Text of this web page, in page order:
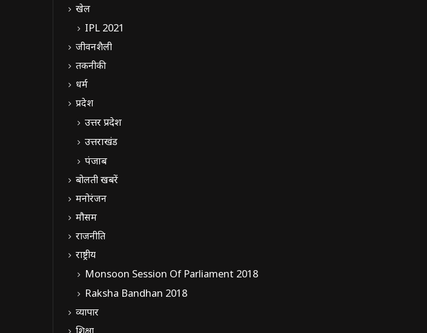
खेल
IPL 2021
जीवनशैली
तकनीकी
धर्म
प्रदेश
उत्तर प्रदेश
उत्तराखंड
पंजाब
बोलती खबरें
मनोरंजन
मौसम
राजनीति
राष्ट्रीय
Monsoon Session Of Parliament 2018
Raksha Bandhan 2018
व्यापार